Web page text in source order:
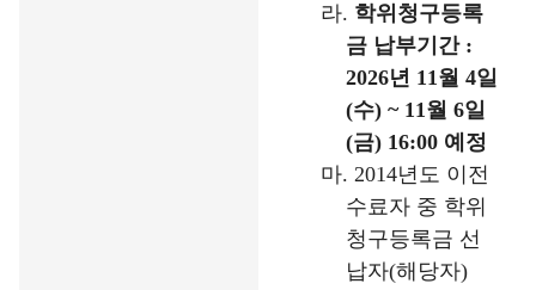
라. 학위청구등록
금 납부기간 :
2026년 11월 4일
(수) ~ 11월 6일
(금) 16:00 예정
마. 2014년도 이전
수료자 중 학위
청구등록금 선
납자(해당자)